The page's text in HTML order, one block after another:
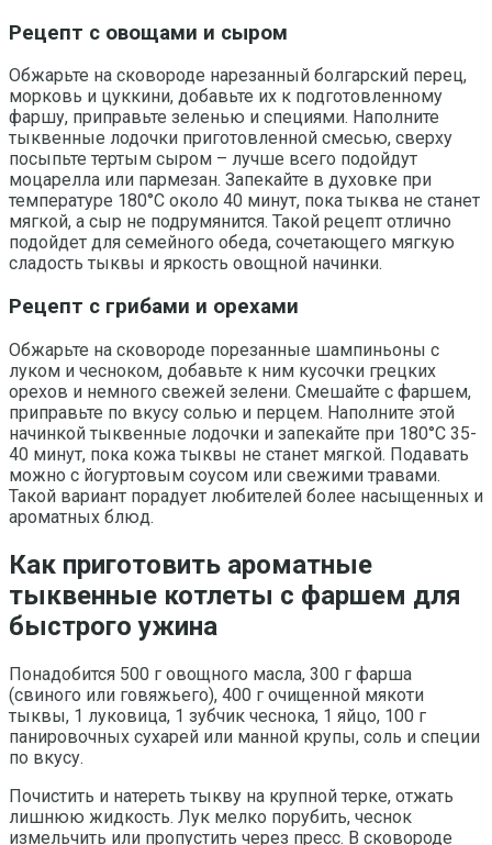
Рецепт с овощами и сыром
Обжарьте на сковороде нарезанный болгарский перец,
морковь и цуккини, добавьте их к подготовленному
фаршу, приправьте зеленью и специями. Наполните
тыквенные лодочки приготовленной смесью, сверху
посыпьте тертым сыром – лучше всего подойдут
моцарелла или пармезан. Запекайте в духовке при
температуре 180°C около 40 минут, пока тыква не станет
мягкой, а сыр не подрумянится. Такой рецепт отлично
подойдет для семейного обеда, сочетающего мягкую
сладость тыквы и яркость овощной начинки.
Рецепт с грибами и орехами
Обжарьте на сковороде порезанные шампиньоны с
луком и чесноком, добавьте к ним кусочки грецких
орехов и немного свежей зелени. Смешайте с фаршем,
приправьте по вкусу солью и перцем. Наполните этой
начинкой тыквенные лодочки и запекайте при 180°C 35-
40 минут, пока кожа тыквы не станет мягкой. Подавать
можно с йогуртовым соусом или свежими травами.
Такой вариант порадует любителей более насыщенных и
ароматных блюд.
Как приготовить ароматные
тыквенные котлеты с фаршем для
быстрого ужина
Понадобится 500 г овощного масла, 300 г фарша
(свиного или говяжьего), 400 г очищенной мякоти
тыквы, 1 луковица, 1 зубчик чеснока, 1 яйцо, 100 г
панировочных сухарей или манной крупы, соль и специи
по вкусу.
Почистить и натереть тыкву на крупной терке, отжать
лишнюю жидкость. Лук мелко порубить, чеснок
измельчить или пропустить через пресс. В сковороде